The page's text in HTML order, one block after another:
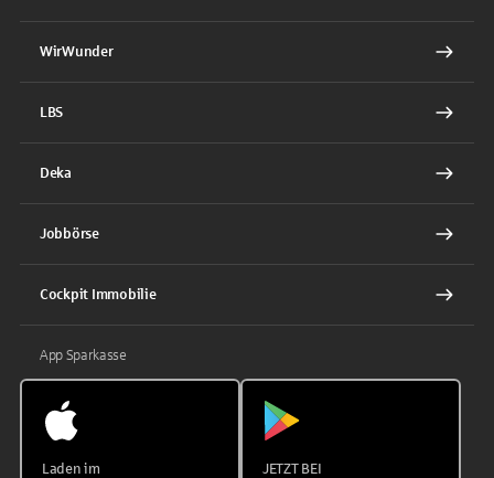
WirWunder
LBS
Deka
Jobbörse
Cockpit Immobilie
App Sparkasse
Laden im JETZT BEI